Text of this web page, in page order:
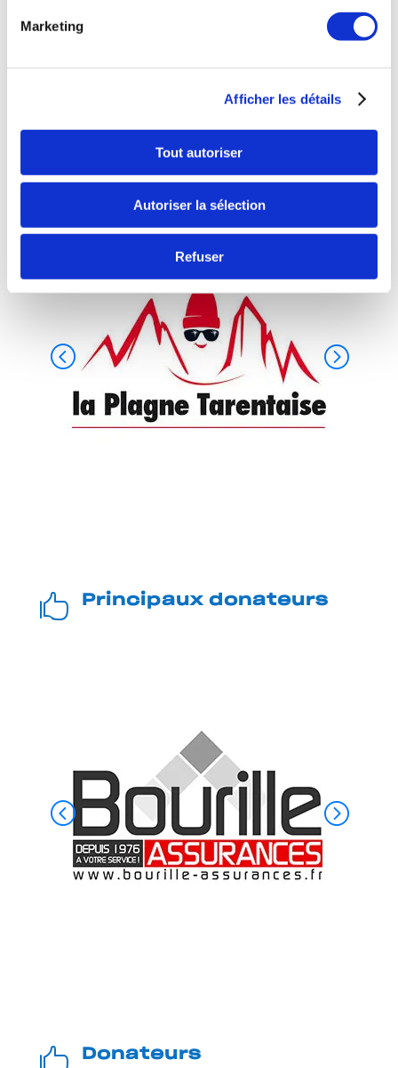
Marketing
Afficher les détails
Tout autoriser
Autoriser la sélection
Refuser
 Principaux donateurs
 Donateurs